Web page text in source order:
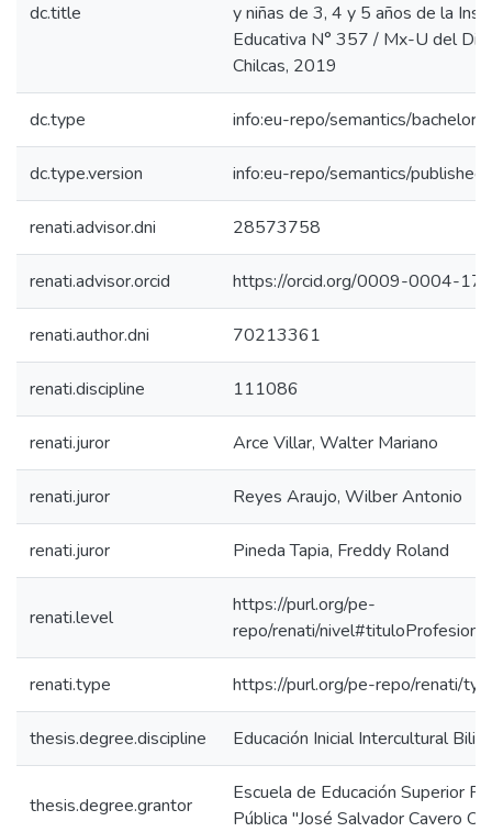
dc.title
y niñas de 3, 4 y 5 años de la
Educativa N° 357 / Mx-U del
Chilcas, 2019
dc.type info:eu-repo/semantics/
dc.type.version info:eu-repo/semantics/
renati.advisor.dni 28573758
renati.advisor.orcid https://orcid.org/0009-0004-
renati.author.dni 70213361
renati.discipline 111086
renati.juror Arce Villar, Walter Mariano
renati.juror Reyes Araujo, Wilber Antonio
renati.juror Pineda Tapia, Freddy Roland
renati.level
https://purl.org/pe-
repo/renati/nivel#tituloProfesional
renati.type https://purl.org/pe-repo/renati/
thesis.degree.discipline Educación Inicial Intercultural
thesis.degree.grantor
Escuela de Educación Superior
Pública "José Salvador Cavero